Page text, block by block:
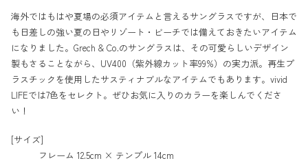
海外ではもはや夏場の必須アイテムと言えるサングラスですが、日本で
も日差しの強い夏の日やリゾート・ビーチでは備えておきたいアイテム
になりました。Grech & Co.のサングラスは、その可愛らしいデザイン
製もさることながら、UV400（紫外線カット率99%）の実力派。再生プ
ラスチックを使用したサスティナブルなアイテムでもあります。vivid
LIFEでは7色をセレクト。ぜひお気に入りのカラーを楽しんでくださ
い！
[サイズ]
フレーム 12.5cm × テンプル 14cm